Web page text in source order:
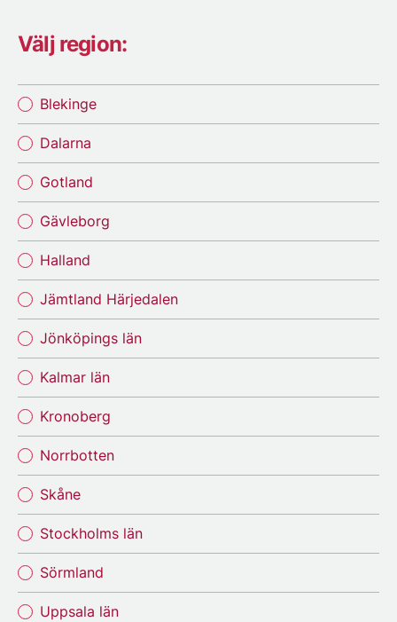
Välj region:
Blekinge
Dalarna
Gotland
Gävleborg
Halland
Jämtland Härjedalen
Jönköpings län
Kalmar län
Kronoberg
Norrbotten
Skåne
Stockholms län
Sörmland
Uppsala län